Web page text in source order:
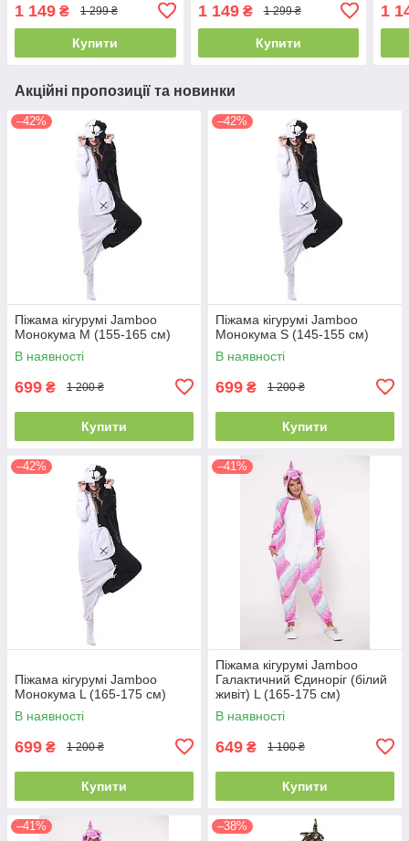
1 149 ₴ 1 299 ₴
Купити
1 149₴ 1 299 ₴
Купити
1
Акційні пропозиції та новинки
–42%
Піжама кігурумі Jamboo
Монокума M (155-165 см)
В наявності
699 ₴ 1 200 ₴
Купити
–42%
Піжама кігурумі Jamboo
Монокума S (145-155 см)
В наявності
699 ₴ 1 200 ₴
Купити
–42%
Піжама кігурумі Jamboo
Монокума L (165-175 см)
В наявності
699 ₴ 1 200 ₴
Купити
–41%
Піжама кігурумі Jamboo
Галактичний Єдиноріг (білий
живіт) L (165-175 см)
В наявності
649 ₴ 1 100 ₴
Купити
–41% –38%